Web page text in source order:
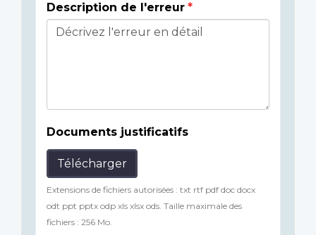
Description de l'erreur
Documents justificatifs
Télécharger
Extensions de fichiers autorisées : txt rtf pdf doc docx
odt ppt pptx odp xls xlsx ods. Taille maximale des
fichiers : 256 Mo.